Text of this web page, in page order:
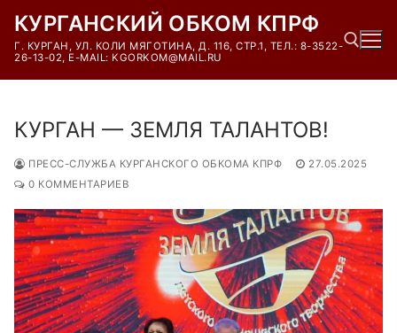
содержимому
КУРГАНСКИЙ ОБКОМ КПРФ
Г. КУРГАН, УЛ. КОЛИ МЯГОТИНА, Д. 116, СТР.1, ТЕЛ.: 8-3522-
26-13-02, E-MAIL: KGORKOM@MAIL.RU
КУРГАН — ЗЕМЛЯ ТАЛАНТОВ!
ПРЕСС-СЛУЖБА КУРГАНСКОГО ОБКОМА КПРФ
27.05.2025
0 КОММЕНТАРИЕВ